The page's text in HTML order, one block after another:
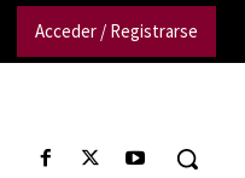
Acceder / Registrarse